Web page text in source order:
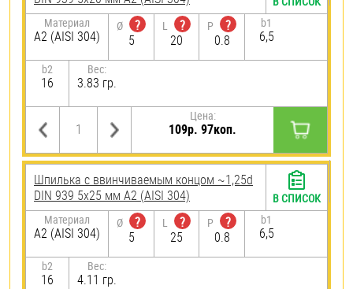
Материал
А2 (AISI 304)
Ø
?
5
L
?
20
P
?
0.8
b1
6,5
b2
16
Вес:
3.83 гр.
Цена:
109р. 97коп.
Шпилька c ввинчиваемым концом ~1,25d
DIN 939 5х25 мм А2 (AISI 304)
Материал
А2 (AISI 304)
Ø
?
5
L
?
25
P
?
0.8
b1
6,5
b2
16
Вес:
4.11 гр.
В СПИСОК